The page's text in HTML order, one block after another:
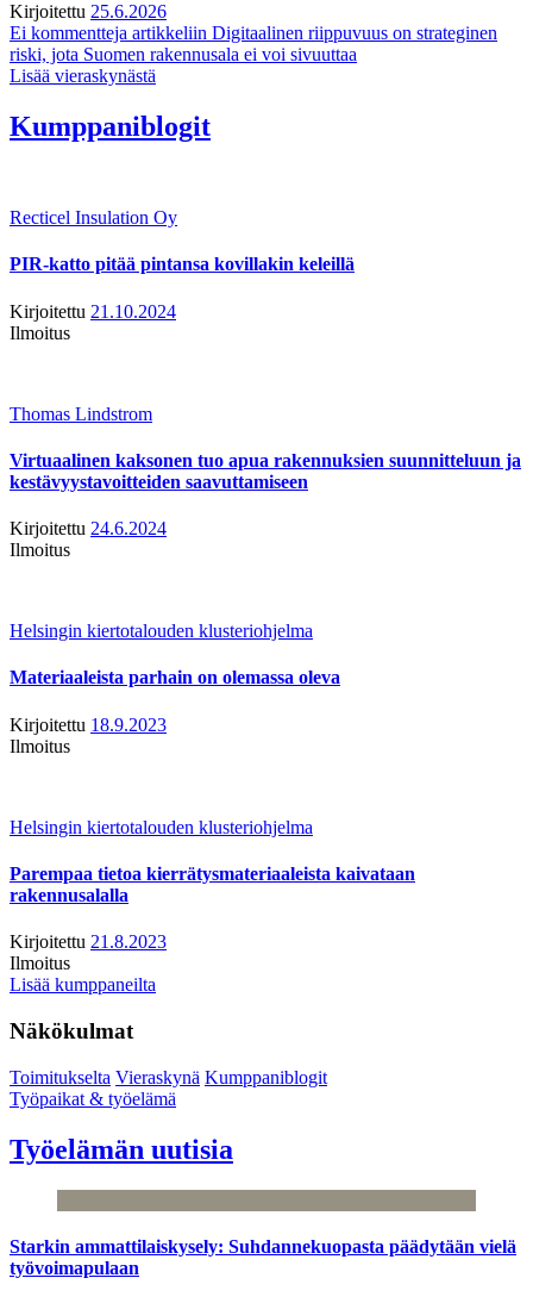
Kirjoitettu 25.6.2026
Ei kommentteja artikkeliin Digitaalinen riippuvuus on strateginen
riski, jota Suomen rakennusala ei voi sivuuttaa
Lisää vieraskynästä
Kumppaniblogit
Recticel Insulation Oy
PIR-katto pitää pintansa kovillakin keleillä
Kirjoitettu 21.10.2024
Ilmoitus
Thomas Lindstrom
Virtuaalinen kaksonen tuo apua rakennuksien suunnitteluun ja
kestävyystavoitteiden saavuttamiseen
Kirjoitettu 24.6.2024
Ilmoitus
Helsingin kiertotalouden klusteriohjelma
Materiaaleista parhain on olemassa oleva
Kirjoitettu 18.9.2023
Ilmoitus
Helsingin kiertotalouden klusteriohjelma
Parempaa tietoa kierrätysmateriaaleista kaivataan
rakennusalalla
Kirjoitettu 21.8.2023
Ilmoitus
Lisää kumppaneilta
Näkökulmat
Toimitukselta Vieraskynä Kumppaniblogit
Työpaikat & työelämä
Työelämän uutisia
Starkin ammattilaiskysely: Suhdannekuopasta päädytään vielä
työvoimapulaan